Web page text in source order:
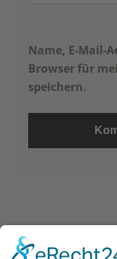
Name, E-Mail-
Browser für
speichern.